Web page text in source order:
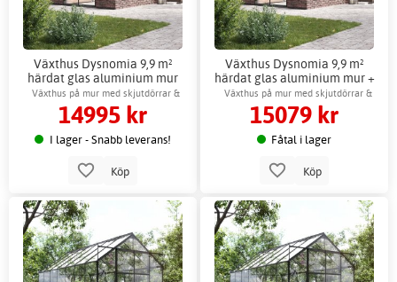
Växthus Dysnomia 9,9 m²
härdat glas aluminium mur
Växthus på mur med skjutdörrar &
ventilation
14995 kr
I lager - Snabb leverans!
Köp
Växthus Dysnomia 9,9 m²
härdat glas aluminium mur +
Växthustillbehör
Växthus på mur med skjutdörrar &
ventilation
15079 kr
Fåtal i lager
Köp